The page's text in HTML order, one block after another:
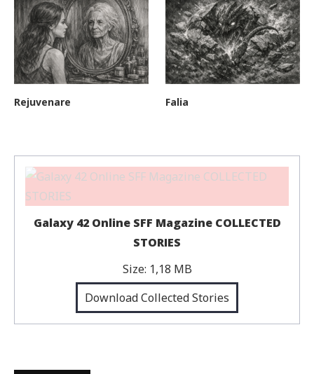
Rejuvenare Falia
Galaxy 42 Online SFF Magazine COLLECTED
STORIES
Size: 1,18 MB
Download Collected Stories